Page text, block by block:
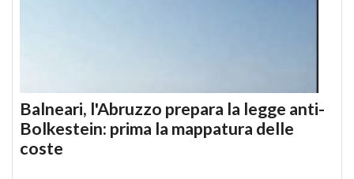
Balneari, l'Abruzzo prepara la legge anti-
Bolkestein: prima la mappatura delle
coste